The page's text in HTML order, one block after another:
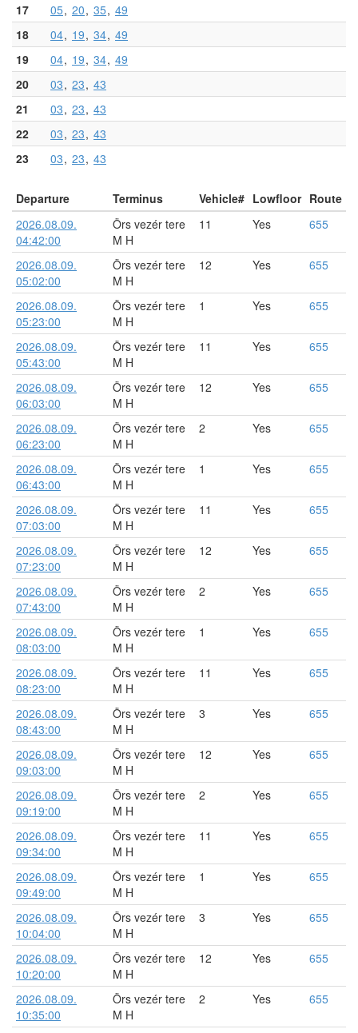
17
05 20 35 49
18
04 19 34 49
19
04 19 34 49
20
03 23 43
21
03 23 43
22
03 23 43
23
03 23 43
Departure Terminus Vehicle# Lowfloor Route
2026.08.09.
04:42:00
Örs vezér tere
M H
11 Yes 655
2026.08.09.
05:02:00
Örs vezér tere
M H
12 Yes 655
2026.08.09.
05:23:00
Örs vezér tere
M H
1 Yes 655
2026.08.09.
05:43:00
Örs vezér tere
M H
11 Yes 655
2026.08.09.
06:03:00
Örs vezér tere
M H
12 Yes 655
2026.08.09.
06:23:00
Örs vezér tere
M H
2 Yes 655
2026.08.09.
06:43:00
Örs vezér tere
M H
1 Yes 655
2026.08.09.
07:03:00
Örs vezér tere
M H
11 Yes 655
2026.08.09.
07:23:00
Örs vezér tere
M H
12 Yes 655
2026.08.09.
07:43:00
Örs vezér tere
M H
2 Yes 655
2026.08.09.
08:03:00
Örs vezér tere
M H
1 Yes 655
2026.08.09.
08:23:00
Örs vezér tere
M H
11 Yes 655
2026.08.09.
08:43:00
Örs vezér tere
M H
3 Yes 655
2026.08.09.
09:03:00
Örs vezér tere
M H
12 Yes 655
2026.08.09.
09:19:00
Örs vezér tere
M H
2 Yes 655
2026.08.09.
09:34:00
Örs vezér tere
M H
11 Yes 655
2026.08.09.
09:49:00
Örs vezér tere
M H
1 Yes 655
2026.08.09.
10:04:00
Örs vezér tere
M H
3 Yes 655
2026.08.09.
10:20:00
Örs vezér tere
M H
12 Yes 655
2026.08.09.
10:35:00
Örs vezér tere
M H
2 Yes 655